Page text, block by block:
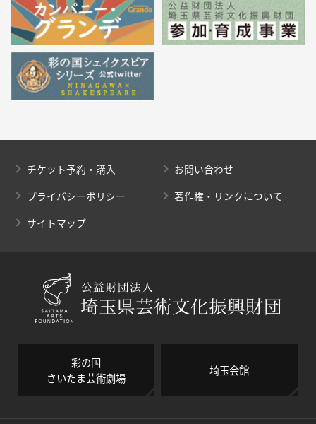
チケット予約・購入
お問い合わせ
プライバシーポリシー
著作権・リンクについて
サイトマップ
彩の国
さいたま芸術劇場
埼玉会館